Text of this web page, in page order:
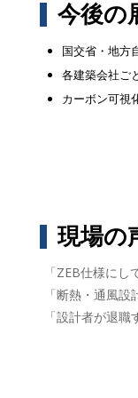
今後の
国交省・地方
各建築会社ご
カーボン可視
現場の
「ZEB仕様に
「断熱・通風
「設計者が退